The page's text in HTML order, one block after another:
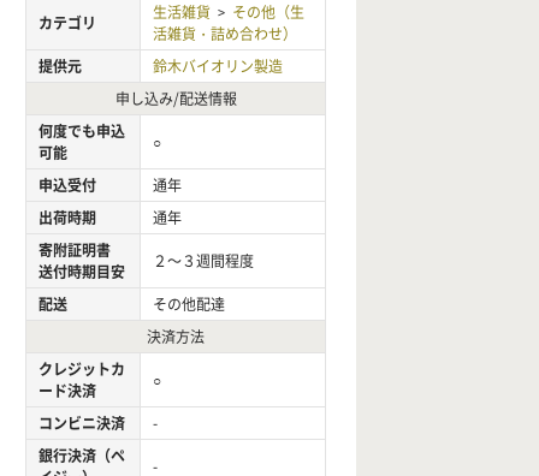
カテゴリ
生活雑貨 > その他（生
活雑貨・詰め合わせ）
提供元
鈴木バイオリン製造
申し込み/配送情報
何度でも申込
可能
○
申込受付
通年
出荷時期
通年
寄附証明書
送付時期目安
２～３週間程度
配送
その他配達
決済方法
クレジットカ
ード決済
○
コンビニ決済
-
銀行決済（ペ
-